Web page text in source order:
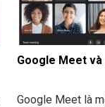
Google Meet
Google Meet là